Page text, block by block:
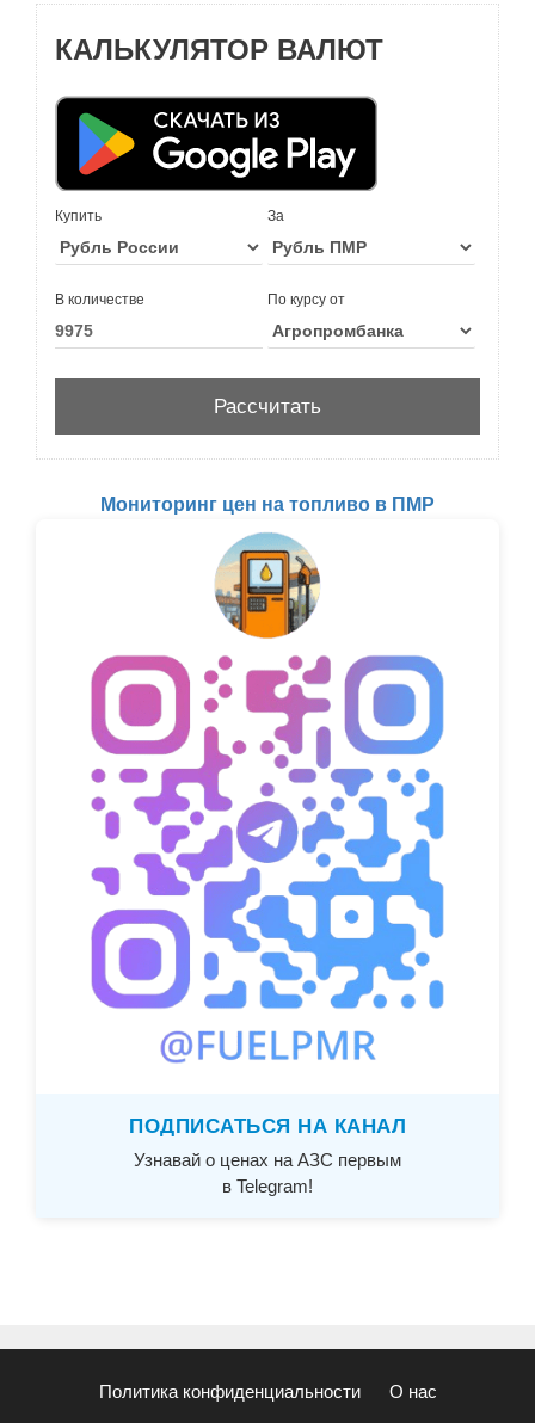
КАЛЬКУЛЯТОР ВАЛЮТ
Купить За
В количестве По курсу от
Мониторинг цен на топливо в ПМР
ПОДПИСАТЬСЯ НА КАНАЛ
Узнавай о ценах на АЗС первым
в Telegram!
Политика конфиденциальности О нас